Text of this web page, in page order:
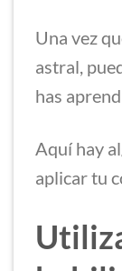
Una vez
astral,
has
Aquí hay
aplicar tu